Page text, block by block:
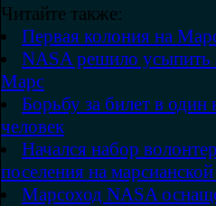
Читайте также:
Первая колония на
NASA решило усыпить
Марс
Борьбу за билет в
человек
Начался набор
поселения на марсианской
Марсоход NASA